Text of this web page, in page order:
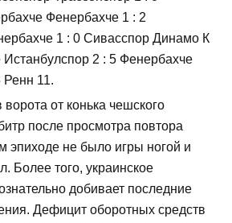
Фенербахче 1 : 2
1 : 0 Сивасспор Динамо К
2 : 5 Фенербахче
Ренн 11.
от конька чешского
после просмотра повтора
эпиходе не было игры ногой и
Более того, украинское
добивает последние
Дефицит оборотных средств